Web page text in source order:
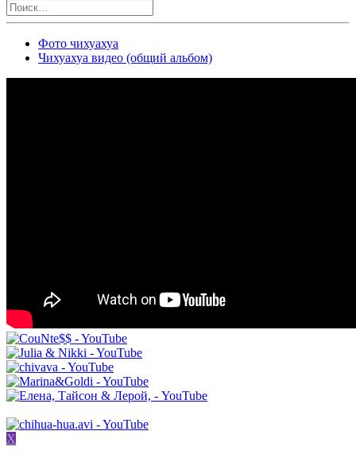
Фото чихуахуа
Чихуахуа видео (общий альбом)
Х